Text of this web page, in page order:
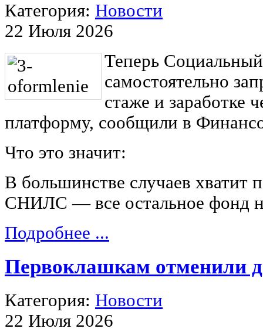
Категория: Новости
22 Июля 2026
Теперь
самостоятельно
стаже и заработке
платформу, сообщили в
Что это значит:
В большинстве случаев хватит
СНИЛС — все остальное фонд
Подробнее ...
Первоклашкам отменили
Категория: Новости
22 Июля 2026